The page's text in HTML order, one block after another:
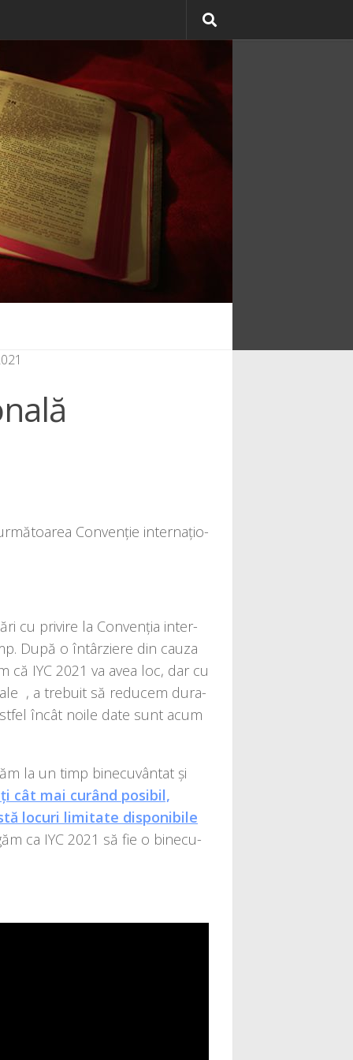
Convenție inter­națio­
cu pri­vi­re la Convenția inter­
După o întâr­zi­e­re din cau­za
IYC 2021 va avea loc, dar cu
, a tre­bu­it să redu­cem dura­
încât noi­le date sunt acum
la un timp bine­cu­vân­tat și
cât mai curând posi­bil,
locuri limi­ta­te dis­po­ni­bi­le
ca IYC 2021 să fie o bine­cu­